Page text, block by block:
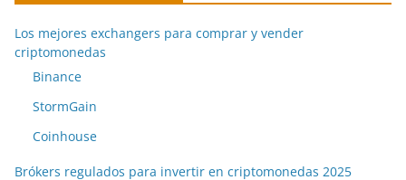
Los mejores exchangers para comprar y vender
criptomonedas
Binance
StormGain
Coinhouse
Brókers regulados para invertir en criptomonedas 2025